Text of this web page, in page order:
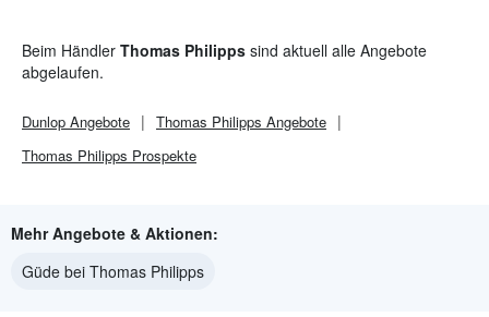
Beim Händler Thomas Philipps sind aktuell alle Angebote
abgelaufen.
Dunlop Angebote Thomas Philipps Angebote
Thomas Philipps Prospekte
Mehr Angebote & Aktionen:
Güde bei Thomas Philipps